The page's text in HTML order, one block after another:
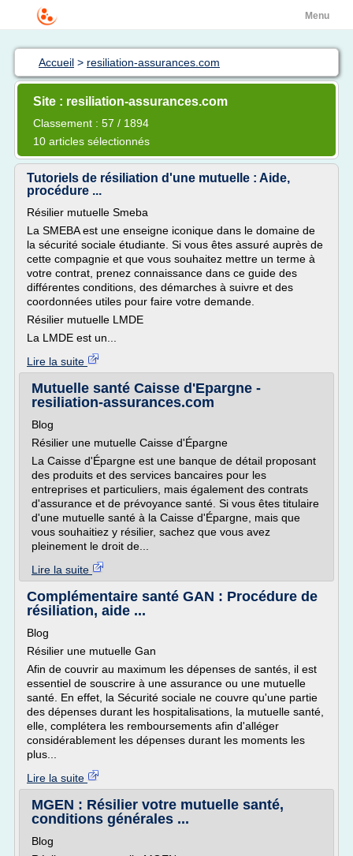
Menu
Accueil > resiliation-assurances.com
Site : resiliation-assurances.com
Classement : 57 / 1894
10 articles sélectionnés
Tutoriels de résiliation d'une mutuelle : Aide,
procédure ...
Résilier mutuelle Smeba
La SMEBA est une enseigne iconique dans le domaine de
la sécurité sociale étudiante. Si vous êtes assuré auprès de
cette compagnie et que vous souhaitez mettre un terme à
votre contrat, prenez connaissance dans ce guide des
différentes conditions, des démarches à suivre et des
coordonnées utiles pour faire votre demande.
Résilier mutuelle LMDE
La LMDE est un...
Lire la suite
Mutuelle santé Caisse d'Epargne -
resiliation-assurances.com
Blog
Résilier une mutuelle Caisse d'Épargne
La Caisse d'Épargne est une banque de détail proposant
des produits et des services bancaires pour les
entreprises et particuliers, mais également des contrats
d'assurance et de prévoyance santé. Si vous êtes titulaire
d'une mutuelle santé à la Caisse d'Épargne, mais que
vous souhaitiez y résilier, sachez que vous avez
pleinement le droit de...
Lire la suite
Complémentaire santé GAN : Procédure de
résiliation, aide ...
Blog
Résilier une mutuelle Gan
Afin de couvrir au maximum les dépenses de santés, il est
essentiel de souscrire à une assurance ou une mutuelle
santé. En effet, la Sécurité sociale ne couvre qu'une partie
des dépenses durant les hospitalisations, la mutuelle santé,
elle, complétera les remboursements afin d'alléger
considérablement les dépenses durant les moments les
plus...
Lire la suite
MGEN : Résilier votre mutuelle santé,
conditions générales ...
Blog